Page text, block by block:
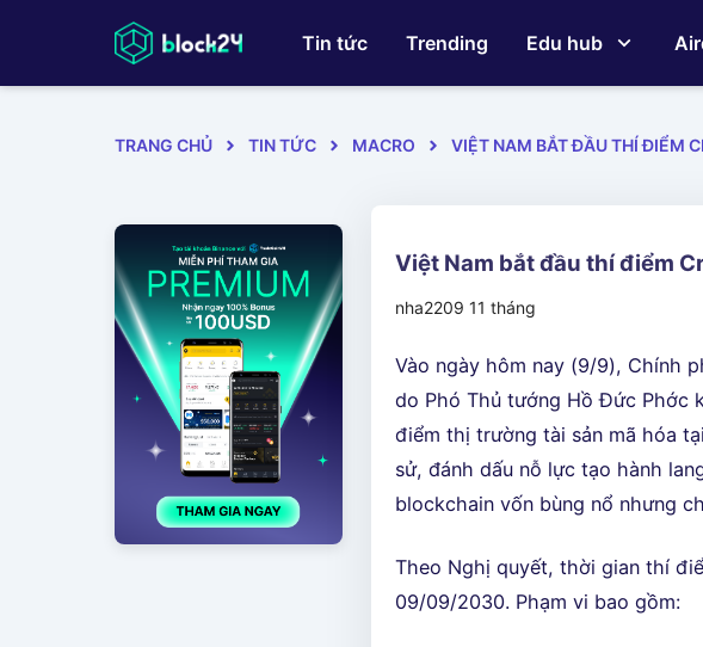
Tin tức Trending Edu hub
TRANG CHỦ TIN TỨC MACRO VIỆT NAM BẮT ĐẦU THÍ ĐIỂM
Việt Nam bắt đầu thí điểm
nha2209 11 tháng
Vào ngày hôm nay (9/9), Chính
do Phó Thủ tướng Hồ Đức Phớc
điểm thị trường tài sản mã hóa
sử, đánh dấu nỗ lực tạo hành
blockchain vốn bùng nổ nhưng
Theo Nghị quyết, thời gian thí
09/09/2030. Phạm vi bao gồm: